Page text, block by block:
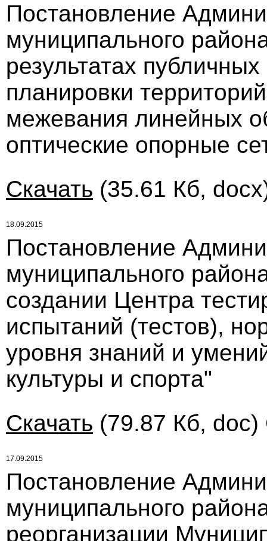
Постановление
муниципального
результатах
планировки
межевания линейных
оптические опорные
Скачать (35.61 Кб,
18.09.2015
Постановление
муниципального
создании Центра
испытаний (тестов),
уровня знаний и
культуры и спорта"
Скачать (79.87 Кб, doc)
17.09.2015
Постановление
муниципального
реорганизации